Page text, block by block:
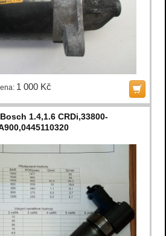
1 000 Kč
1.4,1.6 CRDi,33800-